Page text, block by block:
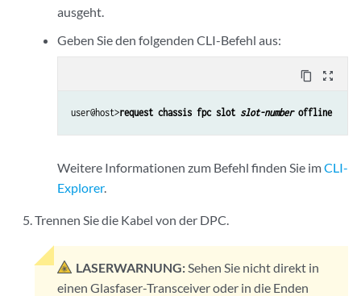
ausgeht.
Geben Sie den folgenden CLI-Befehl aus:
content_copy zoom_out_map
user@host>request chassis fpc slot slot-number offline
Weitere Informationen zum Befehl finden Sie imCLI-
Explorer.
Trennen Sie die Kabel von der DPC.
LASERWARNUNG:Sehen Sie nicht direkt in
einen Glasfaser-Transceiver oder in die Enden